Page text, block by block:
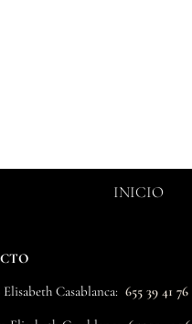
INICIO
Casablanca: 655 39 41 76